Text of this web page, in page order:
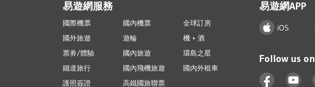
易遊網服務
國際機票 國內機票
全球訂房
國外旅遊
遊輪
機 + 酒
票券/體驗
國內旅遊
環島之星
鐵道旅行
國內飛機旅遊
國內外租車
護照簽證
高鐵國旅聯票
易遊網APP
iOS
Follow us on